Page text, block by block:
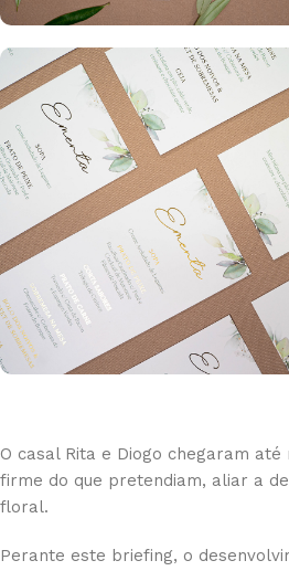
O casal Rita e Diogo chegaram até
firme do que pretendiam, aliar a
floral.
Perante este briefing, o